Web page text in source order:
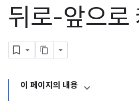
뒤로-앞으로
이 페이지의 내용